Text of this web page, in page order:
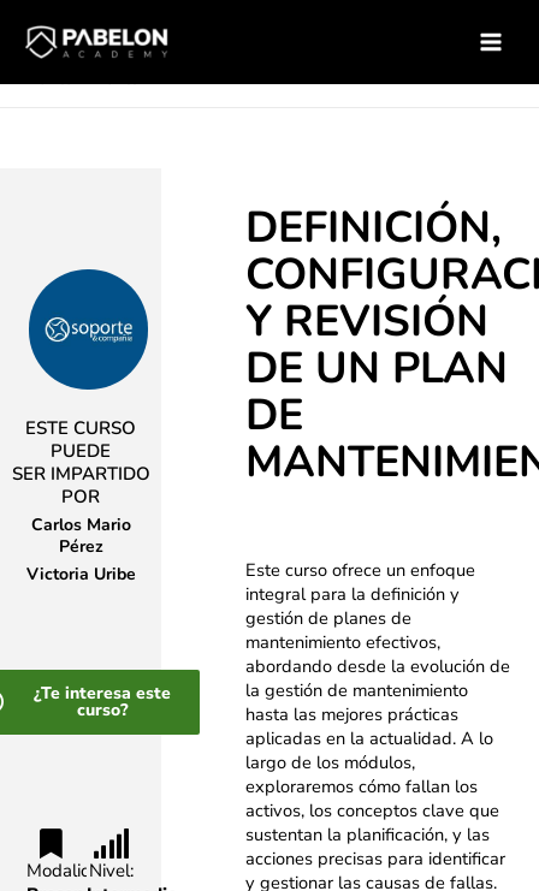
contenido
Inicio Soluciones para empresas
Curso – Definicion, configuracion y revision de un plan de
ESTE CURSO
PUEDE
SER IMPARTIDO
POR
Carlos Mario
Pérez
Victoria Uribe
¿Te interesa este
curso?
Modalidad:
Nivel:
DEFINICIÓN,
Y REVISIÓN
DE UN PLAN
DE
Este curso ofrece un enfoque
integral para la definición y
gestión de planes de
mantenimientoefectivos,
abordando desde la evolución de
la gestión de mantenimiento
hasta las mejores prácticas
aplicadas en la actualidad. A lo
largo de los módulos,
exploraremos cómo fallan los
activos, los conceptos clave que
sustentan la planificación, y las
acciones precisas para identificar
y gestionar las causas de fallas.